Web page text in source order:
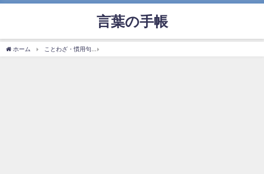
言葉の手帳
ホーム ことわざ・慣用句